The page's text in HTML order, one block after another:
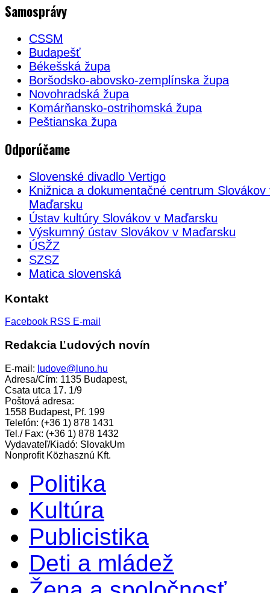
Samosprávy
CSSM
Budapešť
Békešská župa
Boršodsko-abovsko-zemplínska župa
Novohradská župa
Komárňansko-ostrihomská župa
Peštianska župa
Odporúčame
Slovenské divadlo Vertigo
Knižnica a dokumentačné centrum Slovákov
Maďarsku
Ústav kultúry Slovákov v Maďarsku
Výskumný ústav Slovákov v Maďarsku
ÚSŽZ
SZSZ
Matica slovenská
Kontakt
Facebook RSS E-mail
Redakcia Ľudových novín
E-mail: ludove@luno.hu
Adresa/Cím: 1135 Budapest,
Csata utca 17. 1/9
Poštová adresa:
1558 Budapest, Pf. 199
Telefón: (+36 1) 878 1431
Tel./ Fax: (+36 1) 878 1432
Vydavateľ/Kiadó: SlovakUm
Nonprofit Közhasznú Kft.
Politika
Kultúra
Publicistika
Deti a mládež